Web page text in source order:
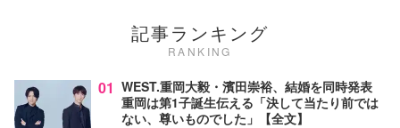
記事ランキング
RANKING
01 WEST.重岡大毅・濱田崇裕、結婚を同時発表
重岡は第1子誕生伝える「決して当たり前では
ない、尊いものでした」【全文】